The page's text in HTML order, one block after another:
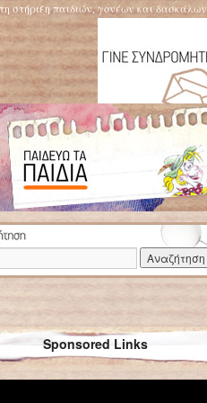
στήριξη παιδιών, γονέων και δασκάλων
Sponsored Links